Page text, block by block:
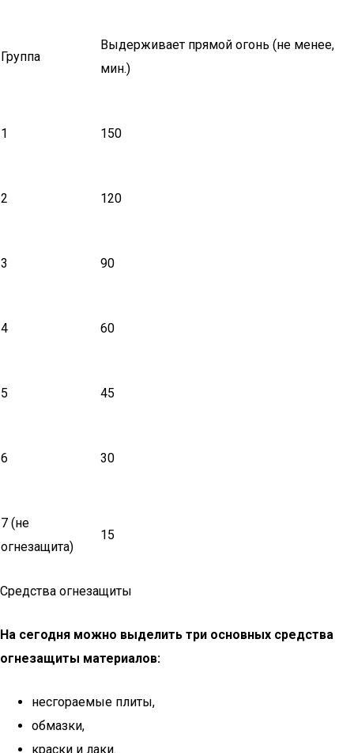
Группа
Выдерживает прямой огонь (не менее,
мин.)
1 150
2 120
3 90
4 60
5 45
6 30
7 (не
огнезащита)
15
Средства огнезащиты
На сегодня можно выделить три основных средства
огнезащиты материалов:
несгораемые плиты,
обмазки,
краски и лаки.